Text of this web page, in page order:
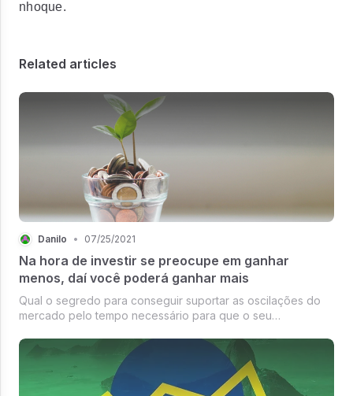
nhoque.
Related articles
Danilo • 07/25/2021
Na hora de investir se preocupe em ganhar
menos, daí você poderá ganhar mais
Qual o segredo para conseguir suportar as oscilações do
mercado pelo tempo necessário para que o seu